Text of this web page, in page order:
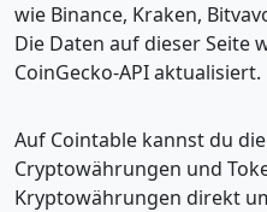
wie Binance, Kraken,
Die Daten auf dieser Seite
CoinGecko-API aktualisiert.
Auf Cointable kannst du
Cryptowährungen und
Kryptowährungen direkt